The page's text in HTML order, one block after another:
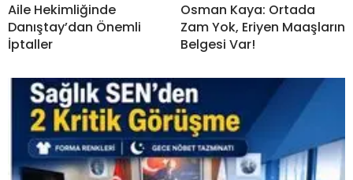
Aile Hekimliğinde
Danıştay’dan Önemli
İptaller
Osman Kaya: Ortada
Zam Yok, Eriyen Maaşların
Belgesi Var!